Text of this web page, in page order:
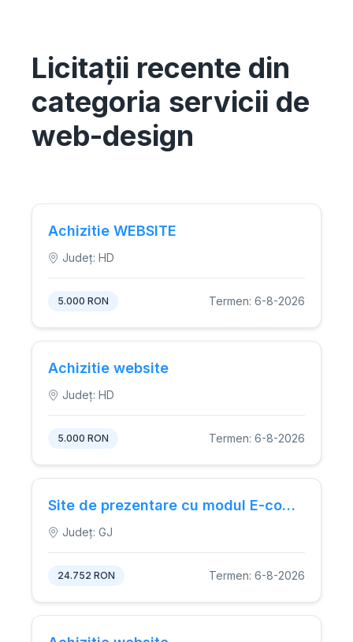
Licitații recente din
categoria servicii de
web-design
Achizitie WEBSITE
Județ: HD
5.000 RON Termen: 6-8-2026
Achizitie website
Județ: HD
5.000 RON Termen: 6-8-2026
Site de prezentare cu modul E-commerce
Județ: GJ
24.752 RON Termen: 6-8-2026